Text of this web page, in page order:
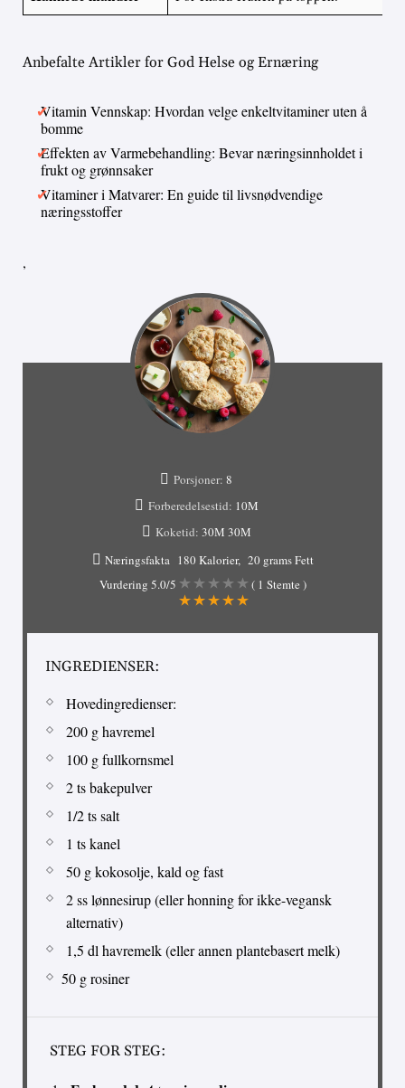
Anbefalte Artikler for God Helse og Ernæring
Vitamin Vennskap: Hvordan velge enkeltvitaminer uten å
bomme
Effekten av Varmebehandling: Bevar næringsinnholdet i
frukt og grønnsaker
Vitaminer i Matvarer: En guide til livsnødvendige
næringsstoffer
,
Porsjoner: 8
Forberedelsestid: 10M
Koketid: 30М 30М
Næringsfakta 180 Kalorier
20 grams Fett
Vurdering 5.0/5 ( 1 Stemte )
INGREDIENSER:
Hovedingredienser:
200 g havremel
100 g fullkornsmel
2 ts bakepulver
1/2 ts salt
1 ts kanel
50 g kokosolje, kald og fast
2 ss lønnesirup (eller honning for ikke-vegansk
alternativ)
1,5 dl havremelk (eller annen plantebasert melk)
50 g rosiner
STEG FOR STEG: